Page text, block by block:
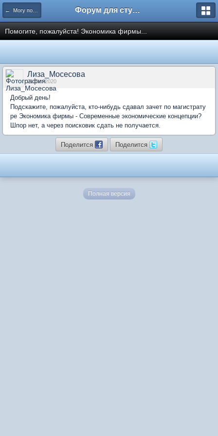
← Могу помочь Форум для студента СГА
Помогите, пожалуйста! Экономика фирмы...
Лиза_Мосесова
21 Oct 2020
Добрый день!
Подскажите, пожалуйста, кто-нибудь сдавал зачет по магистрату
ре Экономика фирмы - Современные экономические концепции?
Шпор нет, а через поисковик сдать не получается.
Поделится Поделится
Полная версия